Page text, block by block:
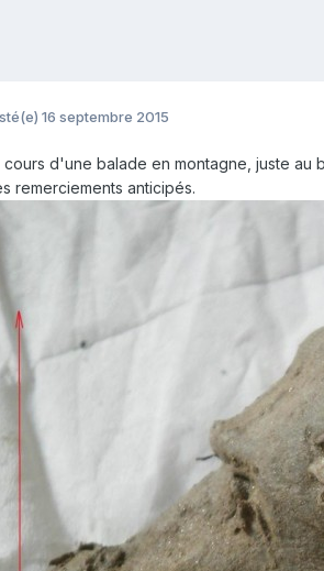
16 septembre 2015
cours d'une balade en montagne, juste
remerciements anticipés.